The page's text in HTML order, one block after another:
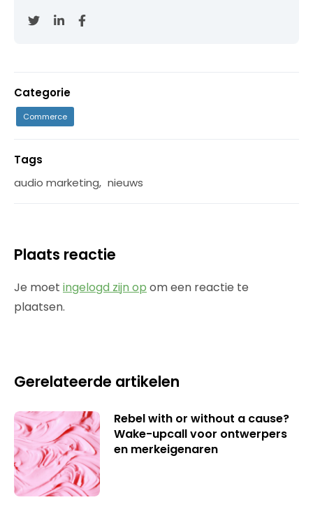
Categorie
Commerce
Tags
audio marketing, nieuws
Plaats reactie
Je moet ingelogd zijn op om een reactie te
plaatsen.
Gerelateerde artikelen
Rebel with or without a cause?
Wake-upcall voor ontwerpers
en merkeigenaren